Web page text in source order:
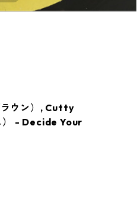
ウン）, Cutty
） - Decide Your